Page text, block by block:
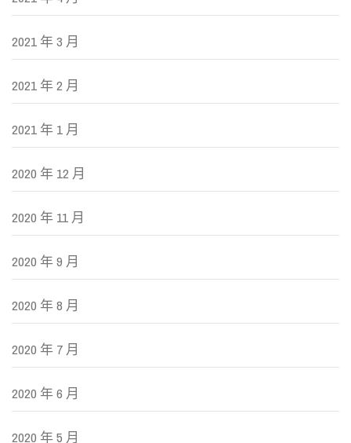
2021 年 3 月
2021 年 2 月
2021 年 1 月
2020 年 12 月
2020 年 11 月
2020 年 9 月
2020 年 8 月
2020 年 7 月
2020 年 6 月
2020 年 5 月